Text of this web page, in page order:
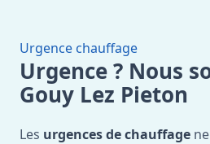
Urgence chauffage
Urgence ? Nous
Gouy Lez Pieton
Les urgences de chauffage